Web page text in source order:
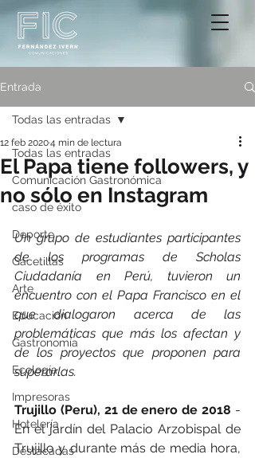
Entrada
Todas las entradas
Comunicación Gastronómica
caso de éxito
Deporte
Gacetillas
Arte
Educación
Gastronomía
Ecología
Impresoras
Hotelería
Destacadas
Todas las entradas
El Papa tiene followers, y
no sólo en Instagram
12 feb 20204 min de lectura
Un grupo de estudiantes participantes
de los programas de Scholas
Ciudadanía en Perú, tuvieron un
encuentro con el Papa Francisco en el
que dialogaron acerca de las
problemáticas que más los afectan y
de los proyectos que proponen para
superarlas.
Trujillo (Peru), 21 de enero de 2018 -
En el jardín del Palacio Arzobispal de
Trujillo y durante más de media hora,